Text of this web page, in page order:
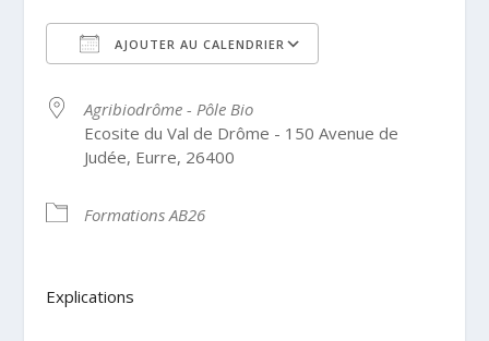
AJOUTER AU CALENDRIER
Agribiodrôme - Pôle Bio
Ecosite du Val de Drôme - 150 Avenue de
Judée, Eurre, 26400
Formations AB26
Explications